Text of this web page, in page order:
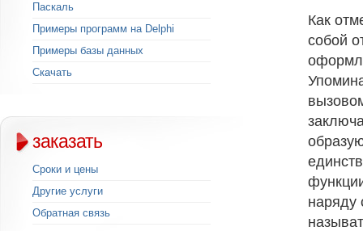
Как
собой
наряду
Паскаль
Примеры программ на Delphi
Примеры базы данных
Скачать
заказать
Сроки и цены
Другие услуги
Обратная связь